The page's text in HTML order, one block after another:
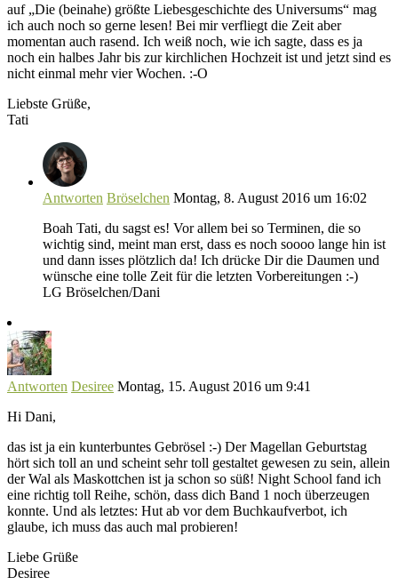
auf „Die (beinahe) größte Liebesgeschichte des Universums“ mag
ich auch noch so gerne lesen! Bei mir verfliegt die Zeit aber
momentan auch rasend. Ich weiß noch, wie ich sagte, dass es ja
noch ein halbes Jahr bis zur kirchlichen Hochzeit ist und jetzt sind es
nicht einmal mehr vier Wochen. :-O
Liebste Grüße,
Tati
Antworten Bröselchen Montag, 8. August 2016 um 16:02
Boah Tati, du sagst es! Vor allem bei so Terminen, die so
wichtig sind, meint man erst, dass es noch soooo lange hin ist
und dann isses plötzlich da! Ich drücke Dir die Daumen und
wünsche eine tolle Zeit für die letzten Vorbereitungen :-)
LG Bröselchen/Dani
Antworten Desiree Montag, 15. August 2016 um 9:41
Hi Dani,
das ist ja ein kunterbuntes Gebrösel :-) Der Magellan Geburtstag
hört sich toll an und scheint sehr toll gestaltet gewesen zu sein, allein
der Wal als Maskottchen ist ja schon so süß! Night School fand ich
eine richtig toll Reihe, schön, dass dich Band 1 noch überzeugen
konnte. Und als letztes: Hut ab vor dem Buchkaufverbot, ich
glaube, ich muss das auch mal probieren!
Liebe Grüße
Desiree